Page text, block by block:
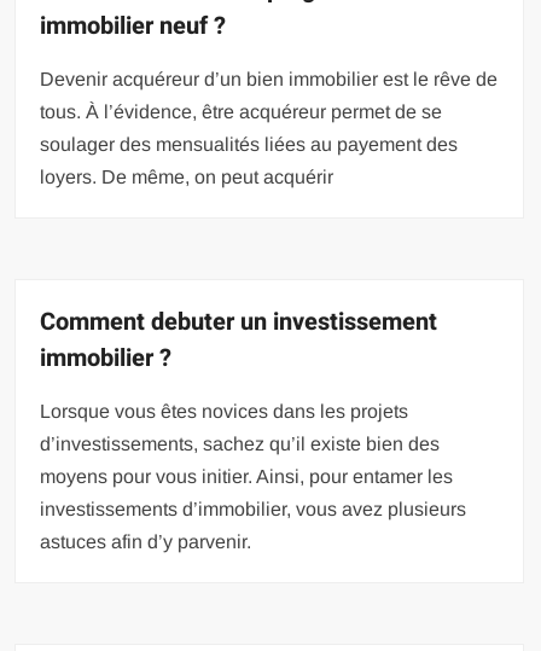
immobilier neuf ?
Devenir acquéreur d’un bien immobilier est le rêve de
tous. À l’évidence, être acquéreur permet de se
soulager des mensualités liées au payement des
loyers. De même, on peut acquérir
Comment debuter un investissement
immobilier ?
Lorsque vous êtes novices dans les projets
d’investissements, sachez qu’il existe bien des
moyens pour vous initier. Ainsi, pour entamer les
investissements d’immobilier, vous avez plusieurs
astuces afin d’y parvenir.